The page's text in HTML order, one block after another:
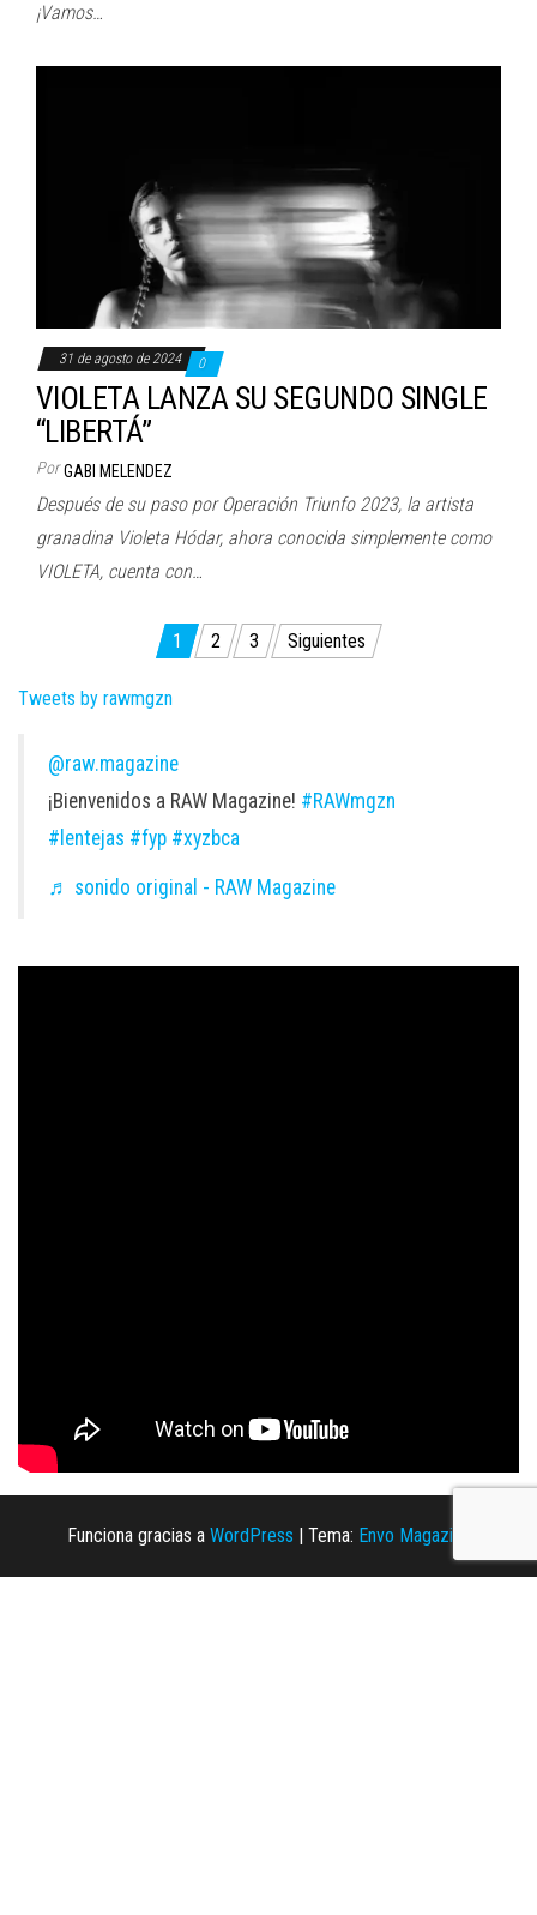
¡Vamos…
31 de agosto de 2024 0
VIOLETA LANZA SU SEGUNDO SINGLE
“LIBERTÁ”
Por GABI MELENDEZ
Después de su paso por Operación Triunfo 2023, la artista
granadina Violeta Hódar, ahora conocida simplemente como
VIOLETA, cuenta con…
Paginación
de
entradas
1 2 3 Siguientes
Tweets by rawmgzn
@raw.magazine
¡Bienvenidos a RAW Magazine! #RAWmgzn
#lentejas #fyp #xyzbca
♬ sonido original - RAW Magazine
Funciona gracias a WordPress | Tema: Envo Magazine